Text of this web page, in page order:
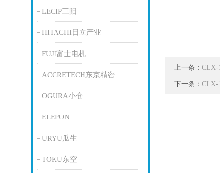
LECIP三阳
HITACHI日立产业
FUJI富士电机
ACCRETECH东京精密
OGURA小仓
ELEPON
URYU瓜生
TOKU东空
上一条： CLX-
下一条： CLX-